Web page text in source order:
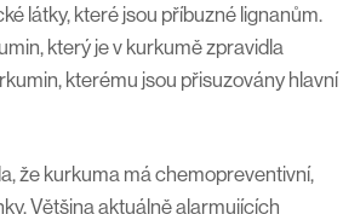
látky, které jsou příbuzné lignanům.
který je v kurkumě zpravidla
kterému jsou přisuzovány hlavní
že kurkuma má chemopreventivní,
Většina aktuálně alarmujících